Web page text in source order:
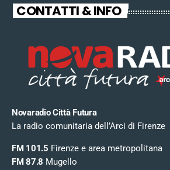
CONTATTI & INFO
Novaradio Città Futura
La radio comunitaria dell’Arci di Firenze
FM 101.5 Firenze e area metropolitana
FM 87.8 Mugello